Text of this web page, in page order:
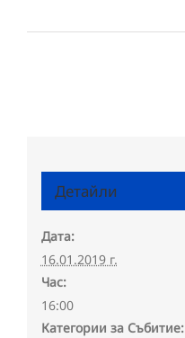
Детайли
Дата:
16.01.2019 г.
Час:
16:00
Категории за Събитие: